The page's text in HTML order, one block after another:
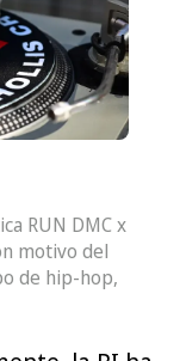
RUN DMC x
motivo del
de hip-hop,